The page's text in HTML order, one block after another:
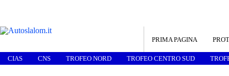
PRIMA PAGINA
CIAS CNS TROFEO NORD TROFEO CENTRO SUD